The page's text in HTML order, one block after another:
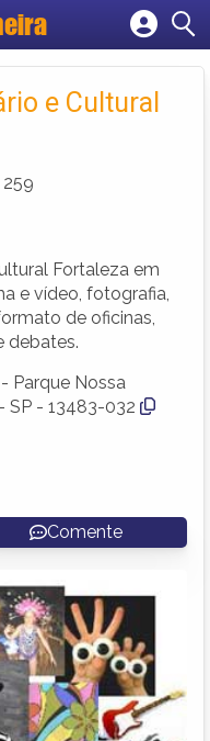
empresa
e Cultural
259
Fortaleza em
e vídeo, fotografia,
de oficinas,
debates.
Parque Nossa
SP - 13483-032
Comente